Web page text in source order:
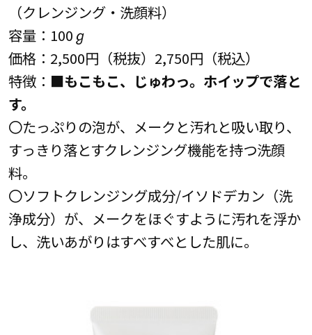
（クレンジング・洗顔料）
容量：100ℊ
価格：2,500円（税抜）2,750円（税込）
特徴：■もこもこ、じゅわっ。ホイップで落と
す。
〇たっぷりの泡が、メークと汚れと吸い取り、
すっきり落とすクレンジング機能を持つ洗顔
料。
〇ソフトクレンジング成分/イソドデカン（洗
浄成分）が、メークをほぐすように汚れを浮か
し、洗いあがりはすべすべとした肌に。